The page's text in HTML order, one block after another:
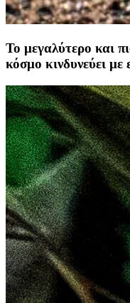
Το μεγαλύτερο και
κόσμο κινδυνεύει με